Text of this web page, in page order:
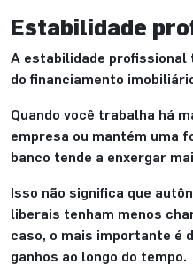
Estabilidade
A estabilidade profissional
do financiamento
Quando você trabalha há
empresa ou mantém uma
banco tende a enxergar
Isso não significa que
liberais tenham menos
caso, o mais importante é
ganhos ao longo do tempo.